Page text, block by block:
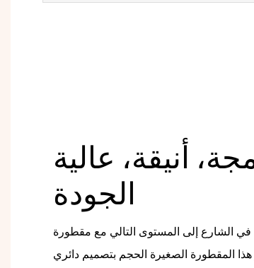
أنيقة، عالية
الشارع إلى المستوى التالي مع مقطورة
هذا المقطورة الصغيرة الحجم بتصميم دائري